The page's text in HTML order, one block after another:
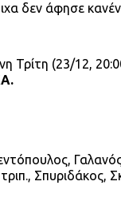
δεν άφησε
Τρίτη (23/12,
Σπυριδάκος,